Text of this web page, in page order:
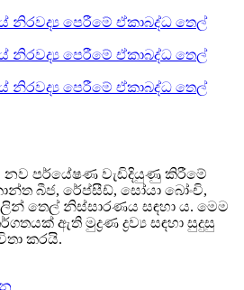
නව පර්යේෂණ වැඩිදියුණු කිරීමේ
බීජ, රේප්සීඩ්, සෝයා බෝංචි,
තෙල් නිස්සාරණය සඳහා ය. මෙම
ඇති මුද්‍රණ ද්‍රව්‍ය සඳහා සුදුසු
කරයි.